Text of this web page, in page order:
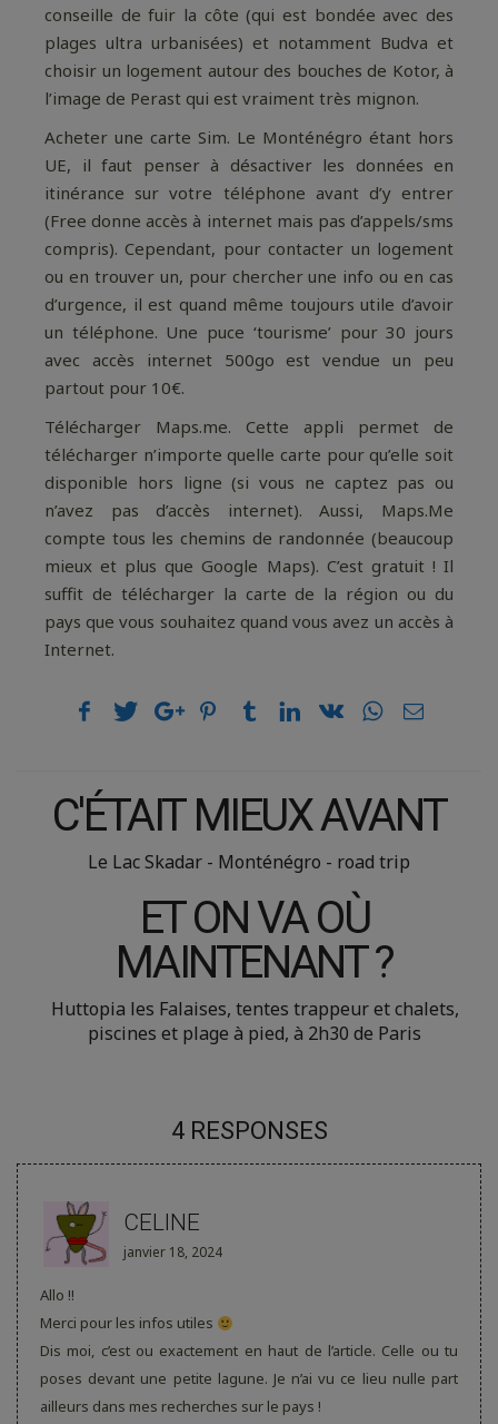
conseille de fuir la côte (qui est bondée avec des
plages ultra urbanisées) et notamment Budva et
choisir un logement autour des bouches de Kotor, à
l’image de Perast qui est vraiment très mignon.
Acheter une carte Sim. Le Monténégro étant hors
UE, il faut penser à désactiver les données en
itinérance sur votre téléphone avant d’y entrer
(Free donne accès à internet mais pas d’appels/sms
compris). Cependant, pour contacter un logement
ou en trouver un, pour chercher une info ou en cas
d’urgence, il est quand même toujours utile d’avoir
un téléphone. Une puce ‘tourisme’ pour 30 jours
avec accès internet 500go est vendue un peu
partout pour 10€.
Télécharger Maps.me. Cette appli permet de
télécharger n’importe quelle carte pour qu’elle soit
disponible hors ligne (si vous ne captez pas ou
n’avez pas d’accès internet). Aussi, Maps.Me
compte tous les chemins de randonnée (beaucoup
mieux et plus que Google Maps). C’est gratuit ! Il
suffit de télécharger la carte de la région ou du
pays que vous souhaitez quand vous avez un accès à
Internet.
C'ÉTAIT MIEUX AVANT
Le Lac Skadar - Monténégro - road trip
ET ON VA OÙ
MAINTENANT ?
Huttopia les Falaises, tentes trappeur et chalets,
piscines et plage à pied, à 2h30 de Paris
4 RESPONSES
CELINE
janvier 18, 2024
Allo !!
Merci pour les infos utiles
Dis moi, c’est ou exactement en haut de l’article. Celle ou tu
poses devant une petite lagune. Je n’ai vu ce lieu nulle part
ailleurs dans mes recherches sur le pays !